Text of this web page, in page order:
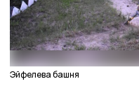
Эйфелева башня